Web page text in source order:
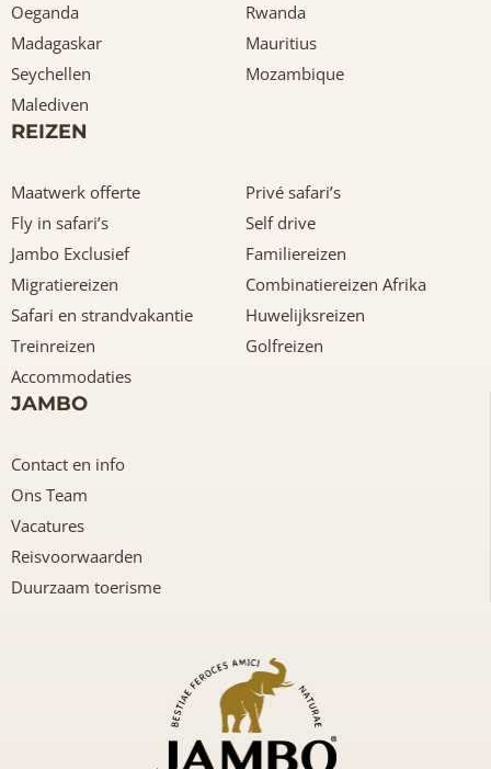
Oeganda
Rwanda
Madagaskar
Mauritius
Seychellen
Mozambique
Malediven
REIZEN
Maatwerk offerte
Privé safari’s
Fly in safari’s
Self drive
Jambo Exclusief
Familiereizen
Migratiereizen
Combinatiereizen Afrika
Safari en strandvakantie
Huwelijksreizen
Treinreizen
Golfreizen
Accommodaties
JAMBO
Contact en info
Ons Team
Vacatures
Reisvoorwaarden
Duurzaam toerisme